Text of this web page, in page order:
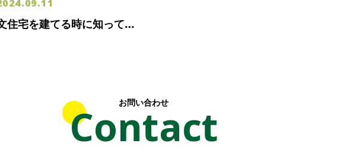
住宅を建てる時に知って
お問い合わせ
Contact